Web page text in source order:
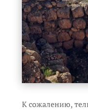
К сожалению,